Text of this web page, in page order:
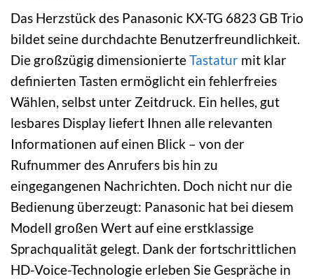
Das Herzstück des Panasonic KX-TG 6823 GB Trio
bildet seine durchdachte Benutzerfreundlichkeit.
Die großzügig dimensionierteTastatur mit klar
definierten Tasten ermöglicht ein fehlerfreies
Wählen, selbst unter Zeitdruck. Ein helles, gut
lesbares Display liefert Ihnen alle relevanten
Informationen auf einen Blick – von der
Rufnummer des Anrufers bis hin zu
eingegangenen Nachrichten. Doch nicht nur die
Bedienung überzeugt: Panasonic hat bei diesem
Modell großen Wert auf eine erstklassige
Sprachqualität gelegt. Dank der fortschrittlichen
HD-Voice-Technologie erleben Sie Gespräche in